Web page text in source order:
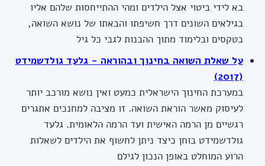
בא לידי ביטוי אצל הילדים ומהי ההתייחסות שלהם אליו
בגילאים השונים דרך חשיפתו והבאתו של נושא השואה,
בטקסים ובלימוד מתוך ההבנות לגבי כל גיל
על שאלת השואה בחינוך ובהוראה - גלעד גולדשמידט
(2017)
במערכת החינוך הישראלית כמעט ואין נושא מורכב יותר
לעיסוק מאשר הוראת השואה. זו מציבה למחנכים אתגרים
רגשיים מן הרמה האישית ועד הרמה הלאומית. גלעד
גולדשמידט בוחן כיצד ניתן לחשוף את הילדים לשאלות
הרוע המוחלט באופן הנכון לגילם